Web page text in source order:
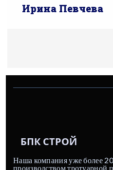
Ирина Певчева
БПК СТРОЙ
Наша компания уже более
производством тротуарной